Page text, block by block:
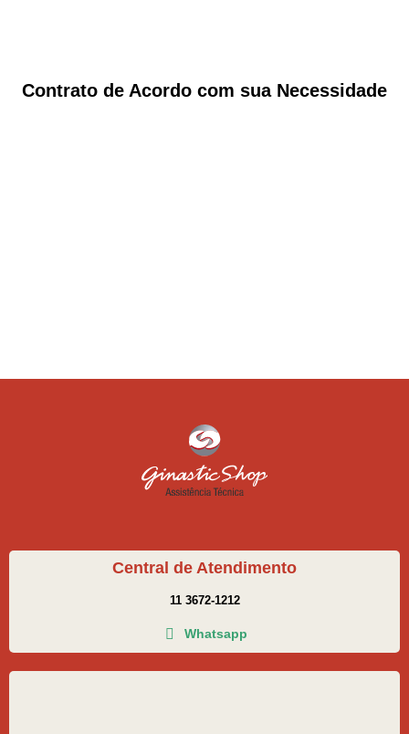
Contrato de Acordo com sua Necessidade
Central de Atendimento
11 3672-1212
Whatsapp